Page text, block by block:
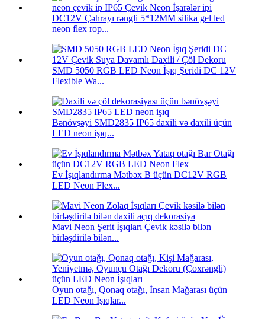
DC12V Çəhrayı rəngli 5*12MM silika gel led
neon flex rop...
SMD 5050 RGB LED Neon İşıq Şeridi DC 12V
Flexible Wa...
Bənövşəyi SMD2835 IP65 daxili və daxili üçün
LED neon işıq...
Ev İşıqlandırma Mətbəx B üçün DC12V RGB
LED Neon Flex...
Mavi Neon Şerit İşıqları Çevik kəsilə bilən
birləşdirilə bilən...
Oyun otağı, Qonaq otağı, İnsan Mağarası üçün
LED Neon İşıqlar...